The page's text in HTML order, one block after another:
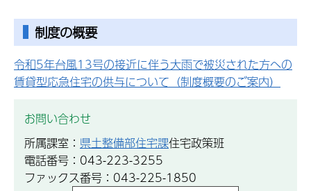
制度の概要
令和5年台風13号の接近に伴う大雨で被災された方への
賃貸型応急住宅の供与について（制度概要のご案内）
お問い合わせ
所属課室： 県土整備部住宅課住宅政策班
電話番号：043-223-3255
ファックス番号：043-225-1850